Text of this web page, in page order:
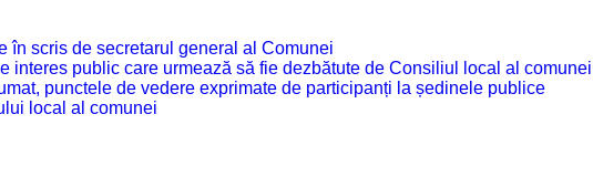
în scris de secretarul general al Comunei
interes public care urmează să fie dezbătute de Consiliul local al comunei
punctele de vedere exprimate de participanți la ședinele publice
local al comunei